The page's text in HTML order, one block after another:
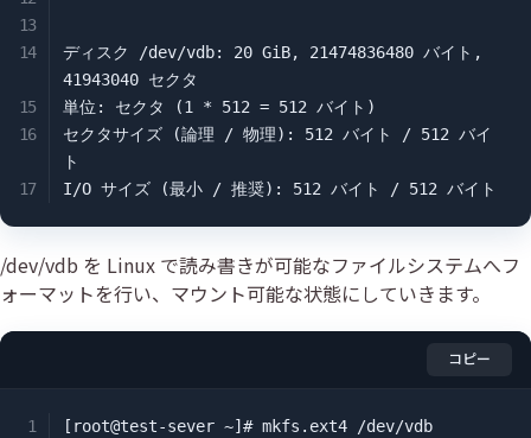
ディスク /dev/vdb: 20 GiB, 21474836480 バイト,
41943040 セクタ
単位: セクタ (1 * 512 = 512 バイト)
セクタサイズ (論理 / 物理): 512 バイト / 512 バイ
ト
I/O サイズ (最小 / 推奨): 512 バイト / 512 バイト
/dev/vdb を Linux で読み書きが可能なファイルシステムへフ
ォーマットを行い、マウント可能な状態にしていきます。
コピー
[root@test-sever ~]# mkfs.ext4 /dev/vdb